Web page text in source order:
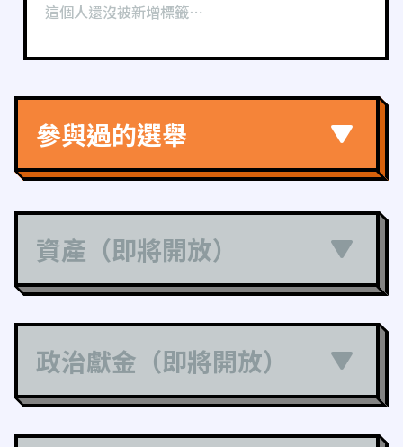
這個人還沒被新增標籤⋯
參與過的選舉
資產（即將開放）
政治獻金（即將開放）